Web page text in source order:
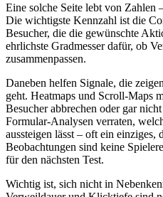
Eine solche Seite lebt von Zahlen
Die wichtigste Kennzahl ist die
Besucher, die die gewünschte
ehrlichste Gradmesser dafür, ob
zusammenpassen.
Daneben helfen Signale, die
geht. Heatmaps und Scroll-Maps
Besucher abbrechen oder gar
Formular-Analysen verraten,
aussteigen lässt – oft ein einziges,
Beobachtungen sind keine
für den nächsten Test.
Wichtig ist, sich nicht in